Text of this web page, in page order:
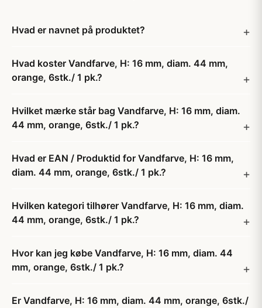
Hvad er navnet på produktet?
Hvad koster Vandfarve, H: 16 mm, diam. 44 mm,
orange, 6stk./ 1 pk.?
Hvilket mærke står bag Vandfarve, H: 16 mm, diam.
44 mm, orange, 6stk./ 1 pk.?
Hvad er EAN / Produktid for Vandfarve, H: 16 mm,
diam. 44 mm, orange, 6stk./ 1 pk.?
Hvilken kategori tilhører Vandfarve, H: 16 mm, diam.
44 mm, orange, 6stk./ 1 pk.?
Hvor kan jeg købe Vandfarve, H: 16 mm, diam. 44
mm, orange, 6stk./ 1 pk.?
Er Vandfarve, H: 16 mm, diam. 44 mm, orange, 6stk./